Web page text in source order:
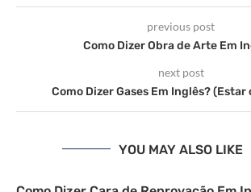
previous post
Como Dizer Obra de Arte Em
next post
Como Dizer Gases Em Inglês? (Estar
YOU MAY ALSO LIKE